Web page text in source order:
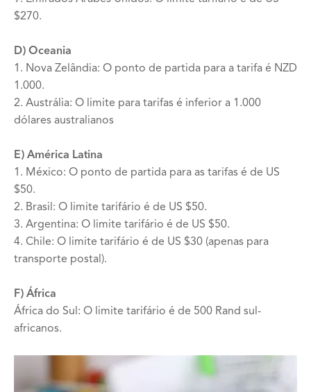
$270.
D) Oceania
1. Nova Zelândia: O ponto de partida para a tarifa é NZD
1.000.
2. Austrália: O limite para tarifas é inferior a 1.000
dólares australianos
E) América Latina
1. México: O ponto de partida para as tarifas é de US
$50.
2. Brasil: O limite tarifário é de US $50.
3. Argentina: O limite tarifário é de US $50.
4. Chile: O limite tarifário é de US $30 (apenas para
transporte postal).
F) África
África do Sul: O limite tarifário é de 500 Rand sul-
africanos.